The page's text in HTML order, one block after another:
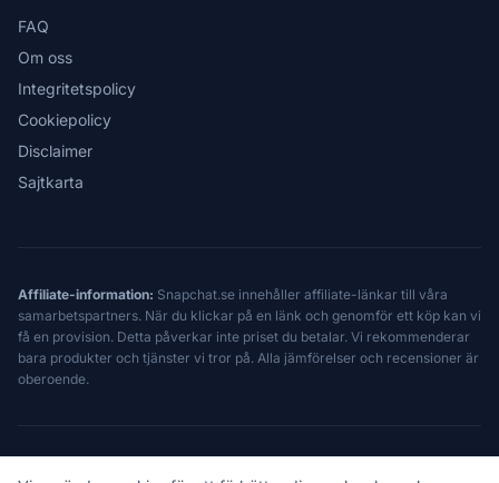
FAQ
Om oss
Integritetspolicy
Cookiepolicy
Disclaimer
Sajtkarta
Affiliate-information: Snapchat.se innehåller affiliate-länkar till våra
samarbetspartners. När du klickar på en länk och genomför ett köp kan vi
få en provision. Detta påverkar inte priset du betalar. Vi rekommenderar
bara produkter och tjänster vi tror på. Alla jämförelser och recensioner är
oberoende.